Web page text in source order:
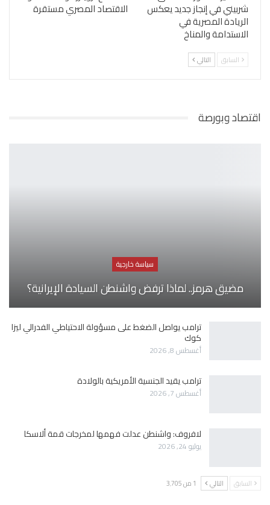
شربيني في إنجاز جديد يعكس
الريادة المصرية في
الاستدامة والمناخ
الاقتصاد المصري مستقرة
السابق التالي
اقتصاد وبورصة
سياسة خارجية
مضيق هرمز.. لماذا ترفض واشنطن السيادة الإيرانية؟
ترامب يواصل الضغط على مسؤولة الاحتياطي الفدرالي ليزا
كوك
أغسطس 8, 2026
ترامب يقيد الجنسية الأمريكية بالولادة
أغسطس 7, 2026
لافروف: واشنطن عدلت فهمها لمخرجات قمة ألاسكا
يوليو 24, 2026
السابق التالي 1 من 3٬705